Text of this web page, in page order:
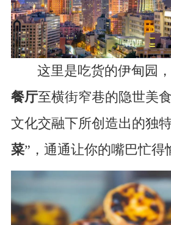
这里是吃货的伊甸园
餐厅至横街窄巷的隐世美
文化交融下所创造出的独
菜”，通通让你的嘴巴忙得